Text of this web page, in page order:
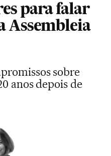
para falar
Assembleia
sobre
anos depois de